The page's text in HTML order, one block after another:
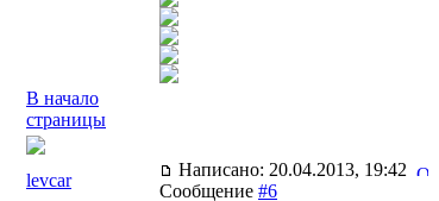
В начало
страницы
levcar
Написано: 20.04.2013, 19:42
Сообщение #6